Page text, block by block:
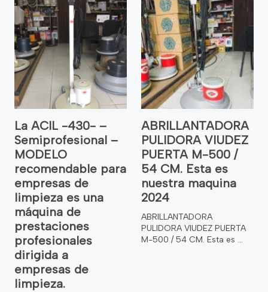
La ACIL -430- –
Semiprofesional –
MODELO
recomendable para
empresas de
limpieza es una
máquina de
prestaciones
profesionales
dirigida a
empresas de
limpieza.
ABRILLANTADORA
PULIDORA VIUDEZ
PUERTA M-500 /
54 CM. Esta es
nuestra maquina
2024
ABRILLANTADORA
PULIDORA VIUDEZ PUERTA
M-500 / 54 CM. Esta es ...